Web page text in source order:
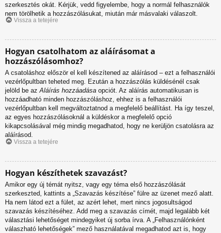
szerkesztés okát. Kérjük, vedd figyelembe, hogy a normál felhasználók
nem törölhetik a hozzászólásukat, miután már másvalaki válaszolt.
Vissza a tetejére
Hogyan csatolhatom az aláírásomat a
hozzászólásomhoz?
A csatoláshoz először el kell készítened az aláírásod – ezt a felhasználói
vezérlőpultban teheted meg. Ezután a hozzászólás küldésénél csak
jelöld be azAláírás hozzáadása opciót. Az aláírás automatikusan is
hozzáadható minden hozzászóláshoz, ehhez is a felhasználói
vezérlőpultban kell megváltoztatnod a megfelelő beállítást. Ha így teszel,
az egyes hozzászólásoknál a küldéskor a megfelelő opció
kikapcsolásával még mindig megadhatod, hogy ne kerüljön csatolásra az
aláírásod.
Vissza a tetejére
Hogyan készíthetek szavazást?
Amikor egy új témát nyitsz, vagy egy téma első hozzászólását
szerkeszted, kattints a „Szavazás készítése” fülre az üzenet mező alatt.
Ha nem látod ezt a fület, az azért lehet, mert nincs jogosultságod
szavazás készítéséhez. Add meg a szavazás címét, majd legalább két
választási lehetőséget mindegyiket új sorba írva. A „Felhasználónként
válaszható lehetőségek” mező használatával megadhatod azt is, hogy